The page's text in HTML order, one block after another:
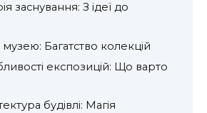
заснування: З ідеї до
Багатство колекцій
експозицій: Що варто
будівлі: Магія